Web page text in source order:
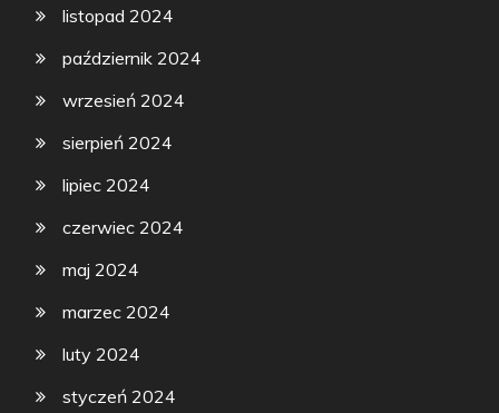
listopad 2024
październik 2024
wrzesień 2024
sierpień 2024
lipiec 2024
czerwiec 2024
maj 2024
marzec 2024
luty 2024
styczeń 2024